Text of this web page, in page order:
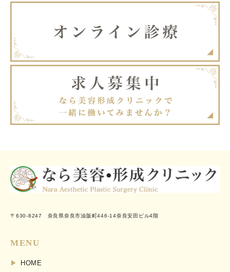
〒630-8247 奈良県奈良市油阪町446-14奈良安田ビル4階
MENU
HOME